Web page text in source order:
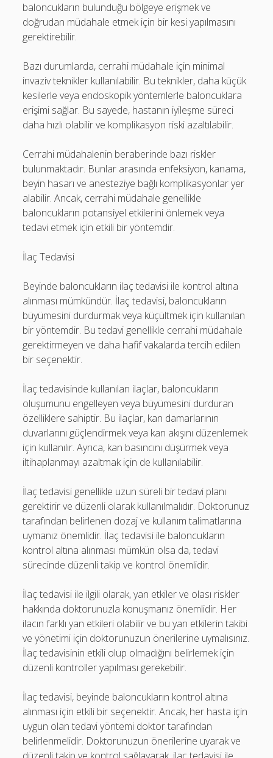
baloncukların bulunduğu bölgeye erişmek ve
doğrudan müdahale etmek için bir kesi yapılmasını
gerektirebilir.
Bazı durumlarda, cerrahi müdahale için minimal
invaziv teknikler kullanılabilir. Bu teknikler, daha küçük
kesilerle veya endoskopik yöntemlerle baloncuklara
erişimi sağlar. Bu sayede, hastanın iyileşme süreci
daha hızlı olabilir ve komplikasyon riski azaltılabilir.
Cerrahi müdahalenin beraberinde bazı riskler
bulunmaktadır. Bunlar arasında enfeksiyon, kanama,
beyin hasarı ve anesteziye bağlı komplikasyonlar yer
alabilir. Ancak, cerrahi müdahale genellikle
baloncukların potansiyel etkilerini önlemek veya
tedavi etmek için etkili bir yöntemdir.
İlaç Tedavisi
Beyinde baloncukların ilaç tedavisi ile kontrol altına
alınması mümkündür. İlaç tedavisi, baloncukların
büyümesini durdurmak veya küçültmek için kullanılan
bir yöntemdir. Bu tedavi genellikle cerrahi müdahale
gerektirmeyen ve daha hafif vakalarda tercih edilen
bir seçenektir.
İlaç tedavisinde kullanılan ilaçlar, baloncukların
oluşumunu engelleyen veya büyümesini durduran
özelliklere sahiptir. Bu ilaçlar, kan damarlarının
duvarlarını güçlendirmek veya kan akışını düzenlemek
için kullanılır. Ayrıca, kan basıncını düşürmek veya
iltihaplanmayı azaltmak için de kullanılabilir.
İlaç tedavisi genellikle uzun süreli bir tedavi planı
gerektirir ve düzenli olarak kullanılmalıdır. Doktorunuz
tarafından belirlenen dozaj ve kullanım talimatlarına
uymanız önemlidir. İlaç tedavisi ile baloncukların
kontrol altına alınması mümkün olsa da, tedavi
sürecinde düzenli takip ve kontrol önemlidir.
İlaç tedavisi ile ilgili olarak, yan etkiler ve olası riskler
hakkında doktorunuzla konuşmanız önemlidir. Her
ilacın farklı yan etkileri olabilir ve bu yan etkilerin takibi
ve yönetimi için doktorunuzun önerilerine uymalısınız.
İlaç tedavisinin etkili olup olmadığını belirlemek için
düzenli kontroller yapılması gerekebilir.
İlaç tedavisi, beyinde baloncukların kontrol altına
alınması için etkili bir seçenektir. Ancak, her hasta için
uygun olan tedavi yöntemi doktor tarafından
belirlenmelidir. Doktorunuzun önerilerine uyarak ve